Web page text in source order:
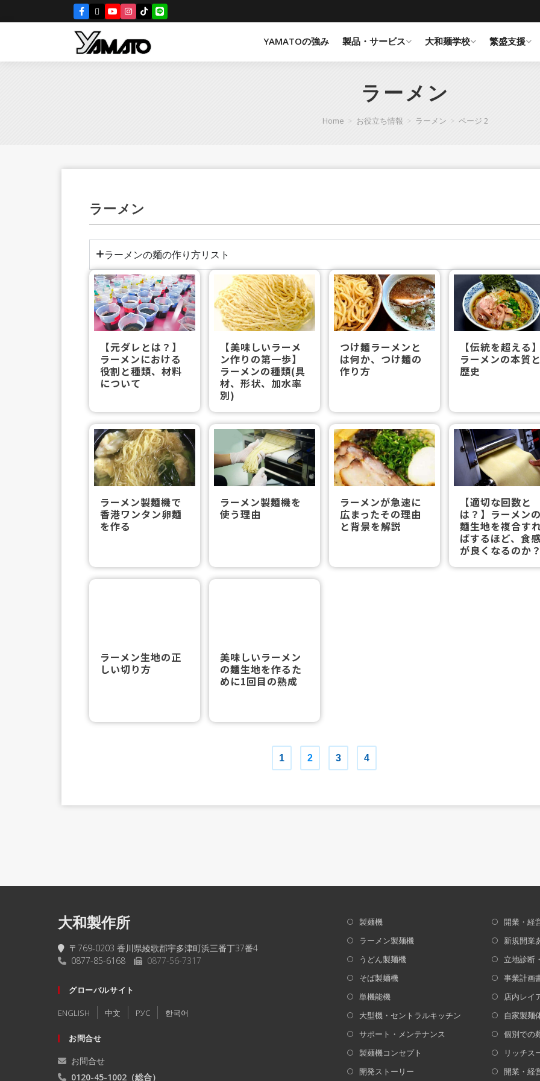
YAMATOの強み 製品・サービス 大和麺学校 繁盛支援
ラーメン
Home > お役立ち情報 > ラーメン > ページ 2
ラーメン
ラーメンの麺の作り方リスト
【元ダレとは？】
ラーメンにおける
役割と種類、材料
について
【美味しいラーメ
ン作りの第一歩】
ラーメンの種類(具
材、形状、加水率
別)
つけ麺ラーメンと
は何か、つけ麺の
作り方
【伝統を超える
ラーメンの本質
歴史
ラーメン製麺機で
香港ワンタン卵麺
を作る
ラーメン製麺機を
使う理由
ラーメンが急速に
広まったその理由
と背景を解説
【適切な回数と
は？】ラーメン
麺生地を複合す
ばするほど、食
が良くなるのか
ラーメン生地の正
しい切り方
美味しいラーメン
の麺生地を作るた
めに1回目の熟成
1 2 3 4
大和製作所
〒769-0203 香川県綾歌郡宇多津町浜三番丁37番4
0877-85-6168
0877-56-7317
グローバルサイト
ENGLISH 中文 РУC 한국어
お問合せ
お問合せ
0120-45-1002 （総合）
製麺機
ラーメン製麺機
うどん製麺機
そば製麺機
単機能機
大型機・セントラルキッチン
サポート・メンテナンス
製麺機コンセプト
開発ストーリー
開業・経
新規開業
立地診断
事業計画
店内レイ
自家製麺
個別での
リッチス
開業・経